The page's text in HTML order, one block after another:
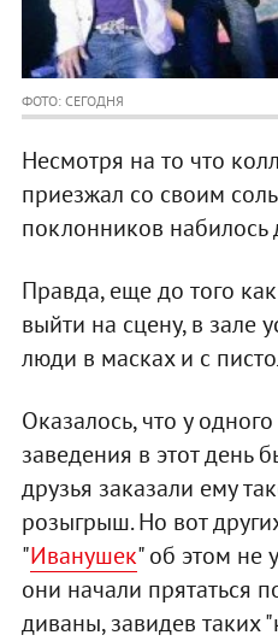
ФОТО: СЕГОДНЯ
Несмотря на то что
приезжал со своим
поклонников набилось
Правда, еще до того
выйти на сцену, в зале
люди в масках и с
Оказалось, что у
заведения в этот день
друзья заказали ему
розыгрыш. Но вот
"Иванушек" об этом не
они начали прятаться
диваны, завидев таких